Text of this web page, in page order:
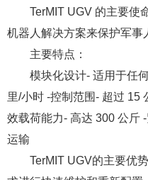
TerMIT UGV 的主要使
机器人解决方案来保护军事
主要特点：
模块化设计- 适用于任
里/小时 -控制范围- 超过 15
效载荷能力- 高达 300 公斤
运输
TerMIT UGV的主要优